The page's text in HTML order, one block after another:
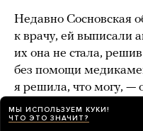
Недавно Сосновская
к врачу, ей выписали
их она не стала,
без помощи
я решила, что могу, —
по ее щекам текут
я выпала из жизни на
МЫ ИСПОЛЬЗУЕМ КУКИ!
ЧТО ЭТО ЗНАЧИТ?